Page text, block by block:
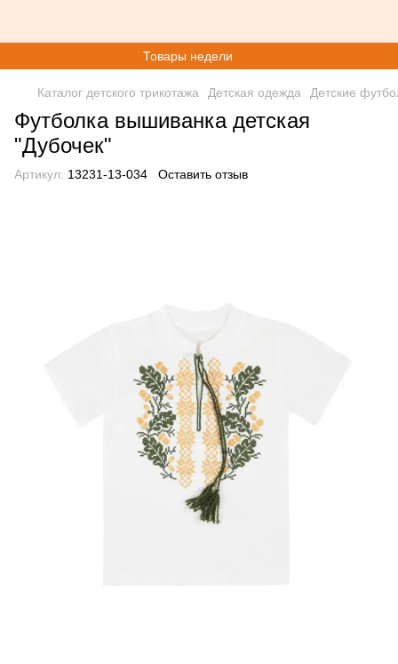
Товары недели
Каталог детского трикотажа Детская одежда Детские
Футболка вышиванка детская
"Дубочек"
Артикул: 13231-13-034 Оставить отзыв